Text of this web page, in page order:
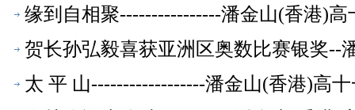
缘到自相聚----------------潘金山(香港)
贺长孙弘毅喜获亚洲区奥数比赛银奖--
太 平 山------------------潘金山(香港)高